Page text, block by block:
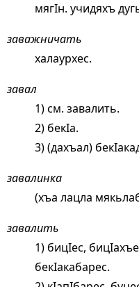
мягIн. учидяхъ
заважничать
халаурхес.
завал
1) см. завалить.
2) бекIа.
3) (дахъал)
завалинка
(хъа лацла
завалить
1) бицIес,
бекIакабарес.